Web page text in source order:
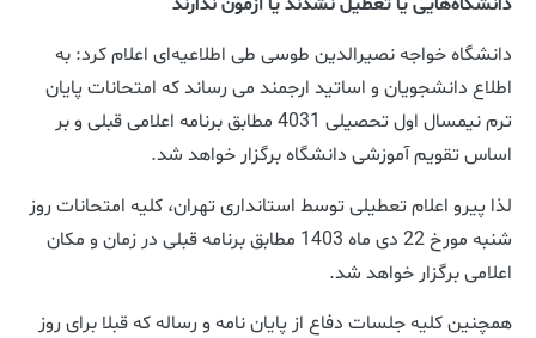
دانشگاه خواجه نصیرالدین طوسی طی اطلاعیه‌ای اعلام کرد: به
اطلاع دانشجویان و اساتید ارجمند می رساند که امتحانات پایان
ترم نیمسال اول تحصیلی 4031 مطابق برنامه اعلامی قبلی و بر
اساس تقویم آموزشی دانشگاه برگزار خواهد شد.
لذا پیرو اعلام تعطیلی توسط استانداری تهران، کلیه امتحانات روز
شنبه مورخ 22 دی ماه 1403 مطابق برنامه قبلی در زمان و مکان
اعلامی برگزار خواهد شد.
همچنین کلیه جلسات دفاع از پایان نامه و رساله که قبلا برای روز